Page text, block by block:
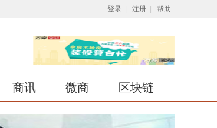
登录 注册 帮助
商讯 微商 区块链